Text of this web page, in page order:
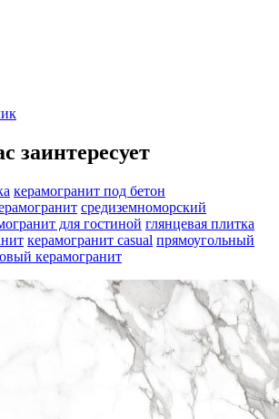
заинтересует
керамогранит под бетон
средиземноморский
для гостиной глянцевая плитка
керамогранит casual прямоугольный
керамогранит